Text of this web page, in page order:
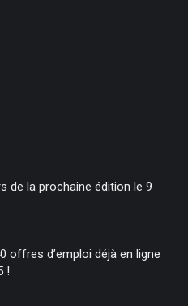
de la prochaine édition le 9
offres d’emploi déjà en ligne
!